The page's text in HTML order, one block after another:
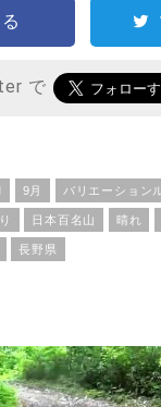
で
9月 バリエーション
日本百名山 晴れ
長野県